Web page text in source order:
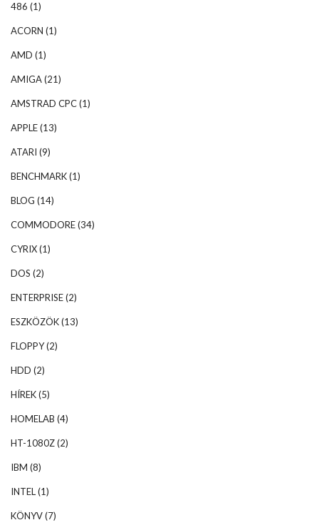
486 (1)
ACORN (1)
AMD (1)
AMIGA(21)
AMSTRAD CPC(1)
APPLE(13)
ATARI (9)
BENCHMARK(1)
BLOG (14)
COMMODORE(34)
CYRIX(1)
DOS (2)
ENTERPRISE(2)
ESZKÖZÖK(13)
FLOPPY(2)
HDD (2)
HÍREK(5)
HOMELAB (4)
HT-1080Z(2)
IBM (8)
INTEL(1)
KÖNYV(7)